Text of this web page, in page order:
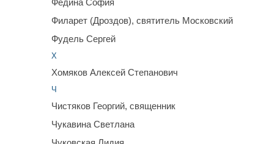
Филарет (Дроздов), святитель Московский
Фудель Сергей
Х
Хомяков Алексей Степанович
Ч
Чистяков Георгий, священник
Чукавина Светлана